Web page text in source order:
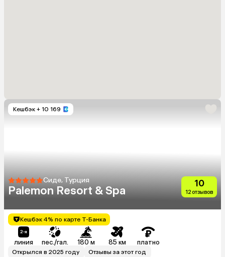
Кешбэк + 10 169
Сиде, Турция
Palemon Resort & Spa
10
12 отзывов
Кешбэк 4% по карте Т-Банка
линия пес./гал. 180 м 85 км платно
Открылся в 2025 году Отзывы за этот год